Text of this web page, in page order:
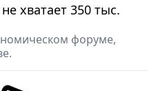
хватает 350 тыс.
форуме,